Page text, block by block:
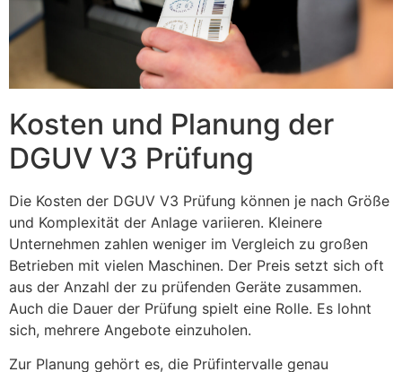
Kosten und Planung der
DGUV V3 Prüfung
Die Kosten der DGUV V3 Prüfung können je nach Größe
und Komplexität der Anlage variieren. Kleinere
Unternehmen zahlen weniger im Vergleich zu großen
Betrieben mit vielen Maschinen. Der Preis setzt sich oft
aus der Anzahl der zu prüfenden Geräte zusammen.
Auch die Dauer der Prüfung spielt eine Rolle. Es lohnt
sich, mehrere Angebote einzuholen.
Zur Planung gehört es, die Prüfintervalle genau